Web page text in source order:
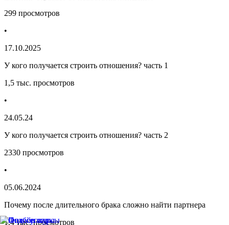
299 просмотров
•
17.10.2025
У кого получается строить отношения? часть 1
1,5 тыс. просмотров
•
24.05.24
У кого получается строить отношения? часть 2
2330 просмотров
•
05.06.2024
Почему после длительного брака сложно найти партнера
1,4 тыс. просмотров